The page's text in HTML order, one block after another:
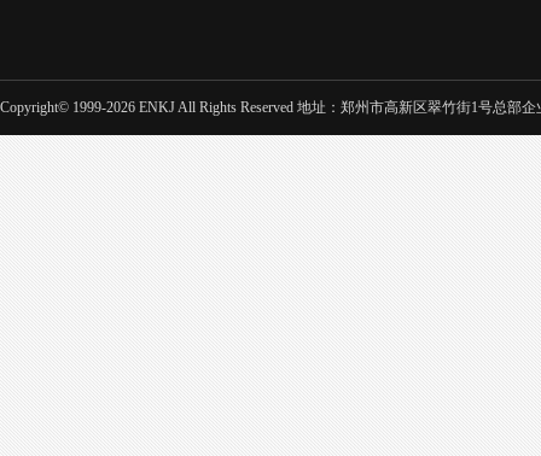
Copyright© 1999-2026 ENKJ All Rights Reserved 地址：郑州市高新区翠竹街1号